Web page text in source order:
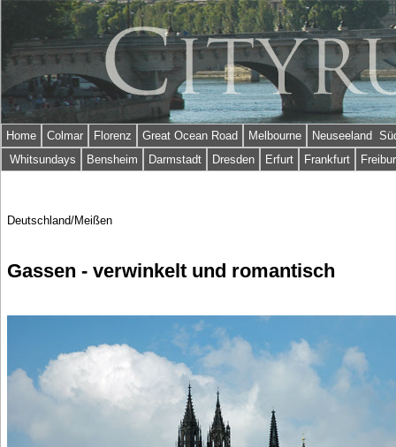
Home Colmar Florenz Great Ocean Road Melbourne
Neuseeland
Whitsundays
Bensheim Darmstadt Dresden Erfurt Frankfurt
Deutschland/Meißen
Gassen - verwinkelt und romantisch